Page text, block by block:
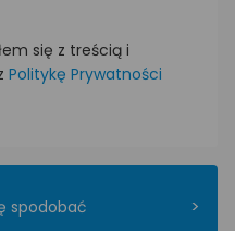
się z treścią i
Politykę Prywatności
spodobać >